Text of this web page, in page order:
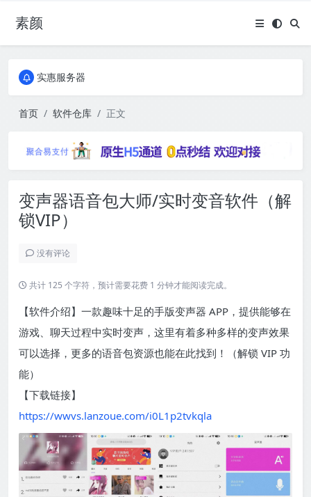
素颜全国免费包邮流量卡
实惠服务器
实惠服务器
首页 软件仓库 正文
变声器语音包大师/实时变音软件（解
锁VIP）
没有评论
共计 125 个字符，预计需要花费 1 分钟才能阅读完成。
【软件介绍】一款趣味十足的手版变声器 APP，提供能够在
游戏、聊天过程中实时变声，这里有着多种多样的变声效果
可以选择，更多的语音包资源也能在此找到！（解锁 VIP 功
能）
【下载链接】
https://wwvs.lanzoue.com/i0L1p2tvkqla